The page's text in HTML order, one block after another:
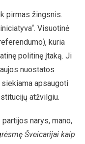
pirmas žingsnis.
Visuotinė
kuria
politinę įtaką. Ji
nuostatos
apsaugoti
atžvilgiu.
narys, mano,
Šveicarijai kaip